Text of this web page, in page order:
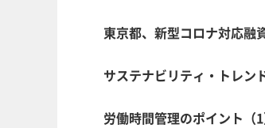
東京都、新型コロナ対応
サステナビリティ・トレン
労働時間管理のポイント